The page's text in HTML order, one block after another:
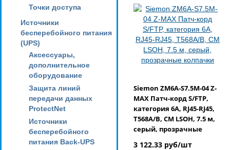
Точки доступа
Источники
бесперебойного питания
(UPS)
Аксессуары,
дополнительное
оборудование
Защита линий
передачи данных
ProtectNet
Источники
бесперебойного
питания Back-UPS
Siemon ZM6A-S7.5M-04 Z-
MAX Патч-корд S/FTP,
категория 6A, RJ45-RJ45,
T568A/B, CM LSOH, 7.5 м,
серый, прозрачные
3 122.33 руб/шт